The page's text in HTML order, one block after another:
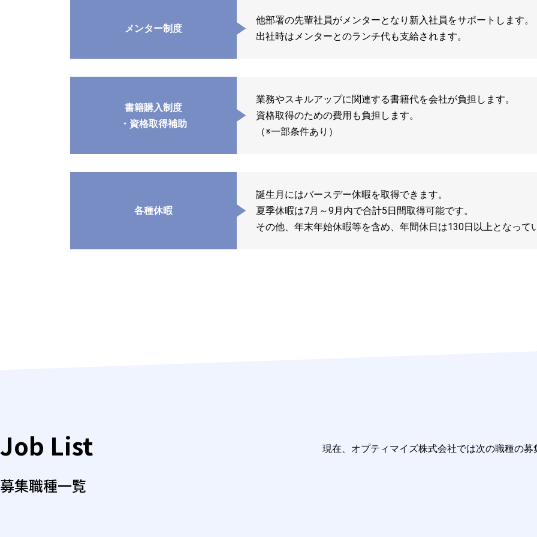
メンター制度
他部署の先輩社員がメンターとなり新入社員をサポートします。
出社時はメンターとのランチ代も支給されます。
書籍購入制度
・資格取得補助
業務やスキルアップに関連する書籍代を会社が負担します。
資格取得のための費用も負担します。
（※一部条件あり）
各種休暇
誕生月にはバースデー休暇を取得できます。
夏季休暇は7月～9月内で合計5日間取得可能です。
その他、年末年始休暇等を含め、年間休日は130日以上となって
Job List
募集職種一覧
現在、オプティマイズ株式会社では次の職種の